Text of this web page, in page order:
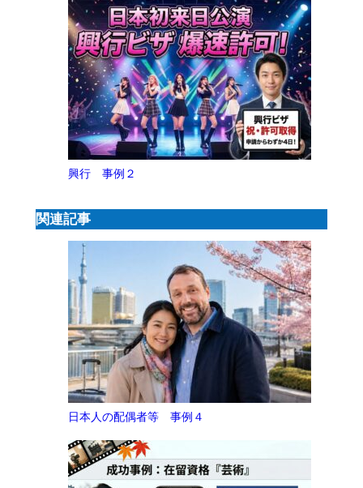
興行 事例２
関連記事
日本人の配偶者等 事例４